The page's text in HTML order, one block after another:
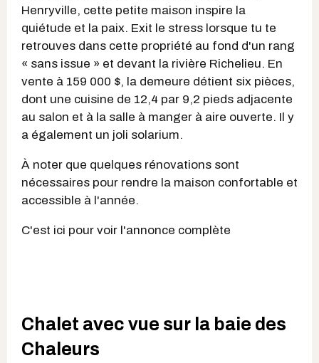
Henryville, cette petite maison inspire la
quiétude et la paix. Exit le stress lorsque tu te
retrouves dans cette propriété au fond d'un rang
« sans issue » et devant la rivière Richelieu. En
vente à 159 000 $, la demeure détient six pièces,
dont une cuisine de 12,4 par 9,2 pieds adjacente
au salon et à la salle à manger à aire ouverte. Il y
a également un joli solarium.
À noter que quelques rénovations sont
nécessaires pour rendre la maison confortable et
accessible à l'année.
C'est ici pour voir l'annonce complète
Chalet avec vue sur la baie des
Chaleurs